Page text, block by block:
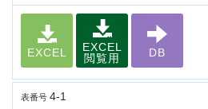
EXCEL
EXCEL
閲覧用
DB
表番号 4-1